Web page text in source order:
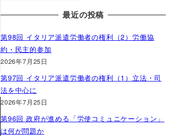
最近の投稿
第98回 イタリア派遣労働者の権利（2）労働協
約・民主的参加
2026年7月25日
第97回 イタリア派遣労働者の権利（1）立法・司
法を中心に
2026年7月25日
第96回 政府が進める「労使コミュニケーション」
は何が問題か